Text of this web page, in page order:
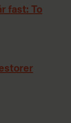
fast: To